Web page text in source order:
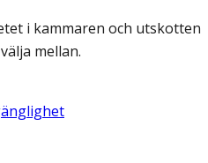
i kammaren och utskotten
mellan.